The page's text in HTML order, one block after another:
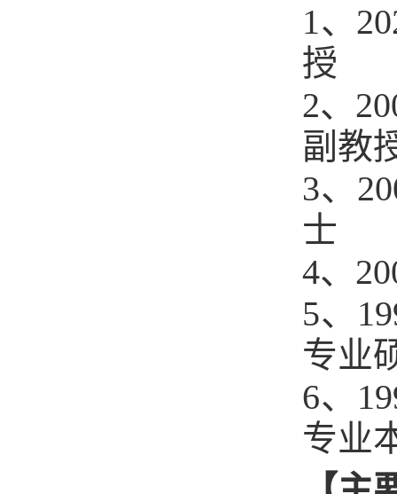
1、
授
2、
副教
3、
士
4、
5、
专业
6、
专业